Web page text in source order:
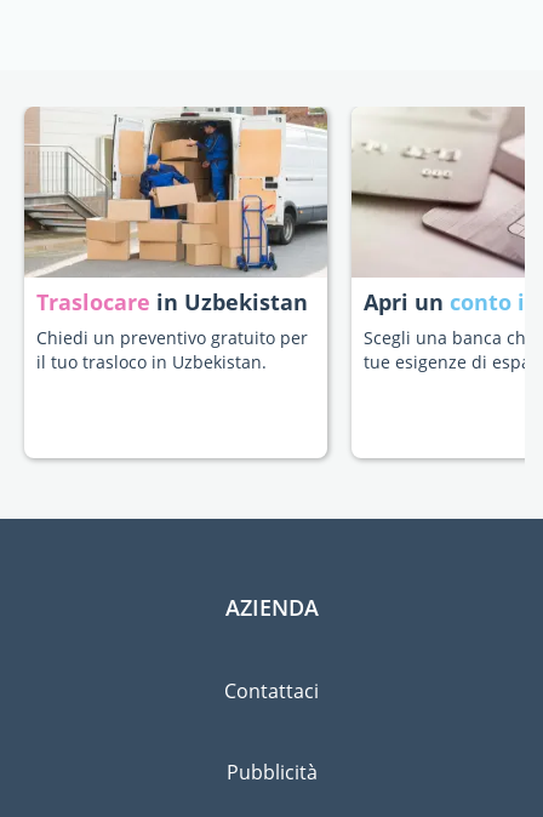
Traslocare in Uzbekistan
Chiedi un preventivo gratuito per
il tuo trasloco in Uzbekistan.
Apri un conto
Scegli una banca che
tue esigenze di
AZIENDA
Contattaci
Pubblicità